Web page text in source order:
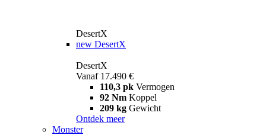
DesertX
new DesertX
DesertX
Vanaf 17.490 €
110,3 pk Vermogen
92 Nm Koppel
209 kg Gewicht
Ontdek meer
Monster